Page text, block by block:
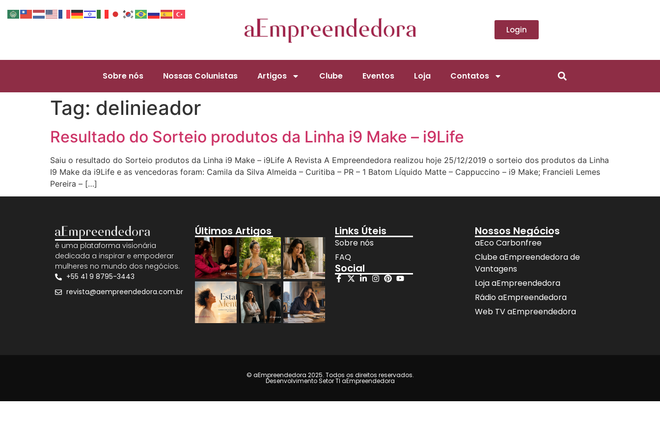
Login
Sobre nós Nossas Colunistas Artigos Clube Eventos Loja Contatos
Tag: delinieador
Resultado do Sorteio produtos da Linha i9 Make – i9Life
Saiu o resultado do Sorteio produtos da Linha i9 Make – i9Life A Revista A Empreendedora realizou hoje 25/12/2019 o sorteio dos produtos da Linha
I9 Make da i9Life e as vencedoras foram: Camila da Silva Almeida – Curitiba – PR – 1 Batom Líquido Matte – Cappuccino – i9 Make; Francieli Lemes
Pereira – […]
é uma plataforma visionária
dedicada a inspirar e empoderar
mulheres no mundo dos negócios.
+55 41 9 8795-3443
revista@aempreendedora.com.br
Últimos Artigos Links Úteis
Sobre nós
FAQ
Social
Nossos Negócios
aEco Carbonfree
Clube aEmpreendedora de
Vantagens
Loja aEmpreendedora
Rádio aEmpreendedora
Web TV aEmpreendedora
© aEmpreendedora 2025. Todos os direitos reservados.
Desenvolvimento Setor TI aEmpreendedora